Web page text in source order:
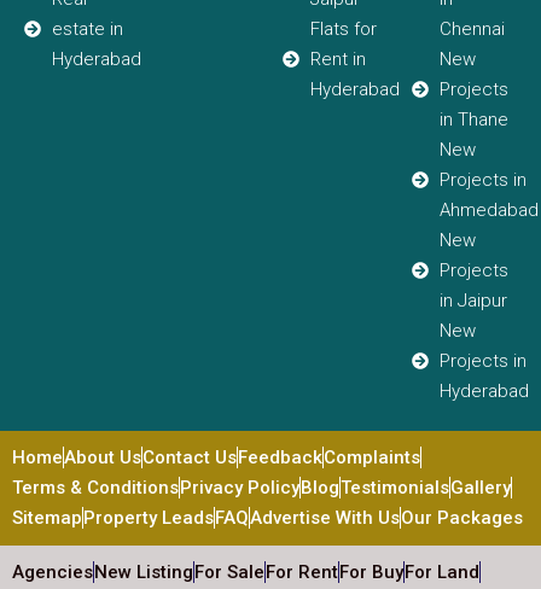
estate in
Hyderabad
Flats for
Rent in
Hyderabad
Chennai
New
Projects
in Thane
New
Projects in
Ahmedabad
New
Projects
in Jaipur
New
Projects in
Hyderabad
HomeAbout UsContact UsFeedbackComplaints
Terms & ConditionsPrivacy PolicyBlogTestimonialsGallery
SitemapProperty LeadsFAQAdvertise With UsOur Packages
AgenciesNew ListingFor SaleFor RentFor BuyFor Land